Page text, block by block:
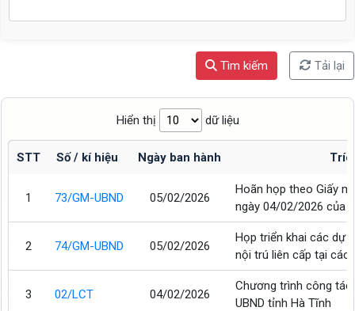
Tìm kiếm Tải lại
Hiển thị dữ liệu
STT Số / kí hiệu Ngày ban hành
1 73/GM-UBND 05/02/2026
Hoãn họp theo Giấy
ngày 04/02/2026 của
2 74/GM-UBND 05/02/2026
Họp triển khai các dự
nội trú liên cấp tại các
3 02/LCT 04/02/2026
Chương trình công
UBND tỉnh Hà Tĩnh